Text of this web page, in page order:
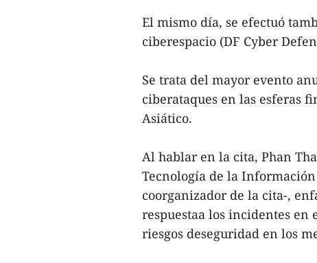
El mismo día, se efectuó
ciberespacio (DF Cyber
Se trata del mayor evento
ciberataques en las esferas
Asiático.
Al hablar en la cita, Phan
Tecnología de la
coorganizador de la cita-,
respuestaa los incidentes en
riesgos deseguridad en los